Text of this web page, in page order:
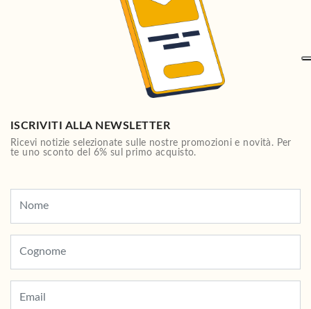
ISCRIVITI ALLA NEWSLETTER
Ricevi notizie selezionate sulle nostre promozioni e novità. Per
te uno sconto del 6% sul primo acquisto.